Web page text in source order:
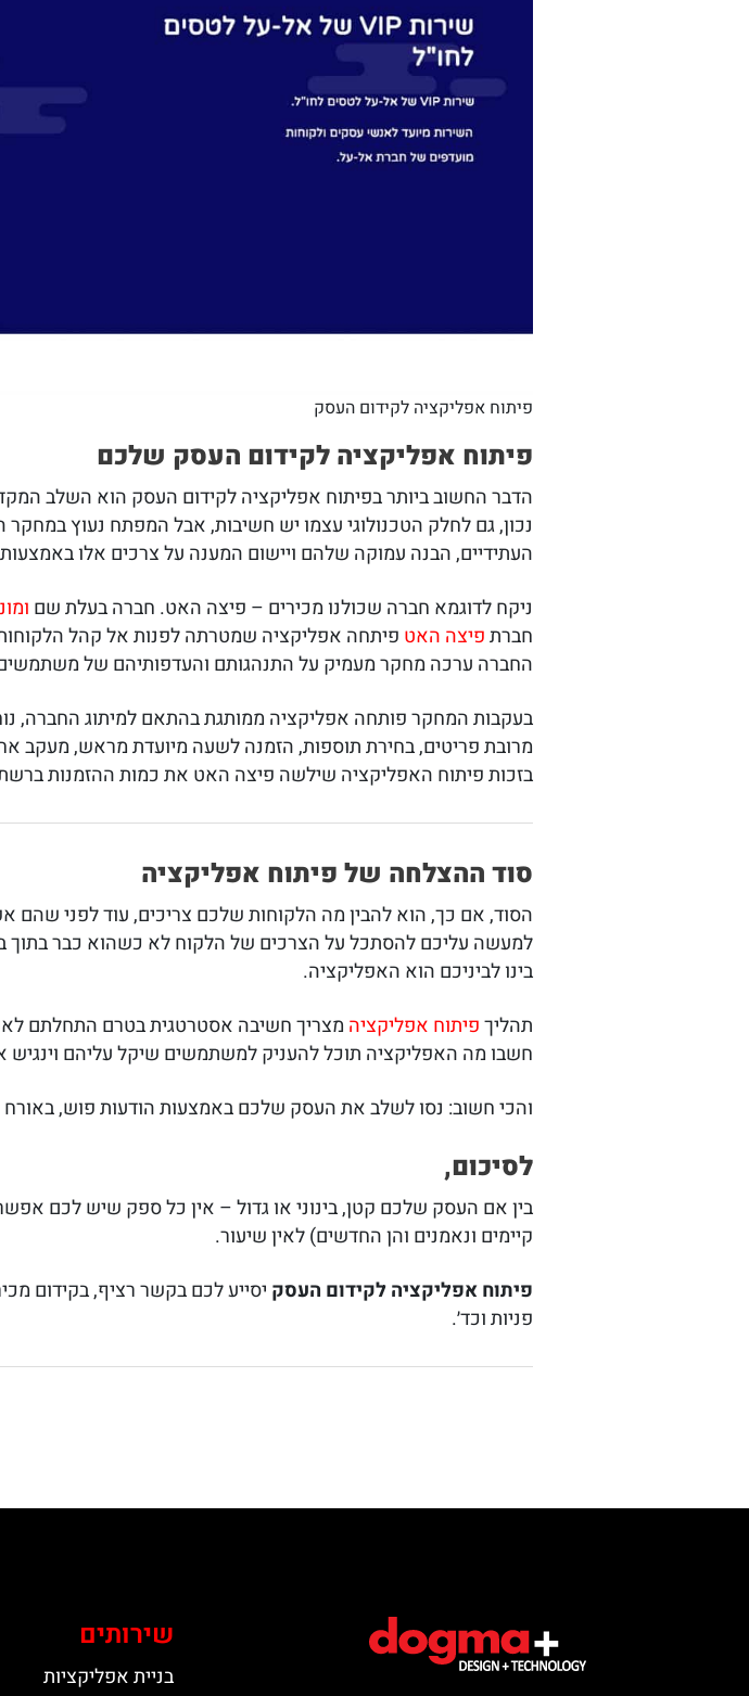
פיתוח אפליקציה לקידום העסק
פיתוח אפליקציה לקידום העסק שלכם
הדבר החשוב ביותר בפיתוח אפליקציה לקידום העסק הוא השלב
נכון, גם לחלק הטכנולוגי עצמו יש חשיבות, אבל המפתח נעוץ
העתידיים, הבנה עמוקה שלהם ויישום המענה על צרכים אלו
ניקח לדוגמא חברה שכולנו מכירים – פיצה האט. חברה בעלת שם
חברתפיצה האט פיתחה אפליקציה שמטרתה לפנות אל קהל הלקוחות
החברה ערכה מחקר מעמיק על התנהגותם והעדפותיהם של משתמשים
בעקבות המחקר פותחה אפליקציה ממותגת בהתאם למיתוג החברה,
מרובת פריטים, בחירת תוספות, הזמנה לשעה מיועדת מראש, מעקב
בזכות פיתוח האפליקציה שילשה פיצה האט את כמות ההזמנות
סוד ההצלחה של פיתוח אפליקציה
הסוד, אם כך, הוא להבין מה הלקוחות שלכם צריכים, עוד לפני שהם
למעשה עליכם להסתכל על הצרכים של הלקוח לא כשהוא כבר
בינו לביניכם הוא האפליקציה.
תהליךפיתוח אפליקציה מצריך חשיבה אסטרטגית בטרם התחלתם
חשבו מה האפליקציה תוכל להעניק למשתמשים שיקל עליהם וינגיש
והכי חשוב: נסו לשלב את העסק שלכם באמצעות הודעות פוש, באורח
לסיכום,
בין אם העסק שלכם קטן, בינוני או גדול – אין כל ספק שיש לכם
קיימים ונאמנים והן החדשים) לאין שיעור.
פיתוח אפליקציה לקידום העסק יסייע לכם בקשר רציף, בקידום
פניות וכד׳.
שירותים
בניית אפליקציות